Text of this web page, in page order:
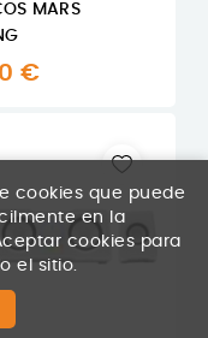
MARS
€
cookies que puede
en la
cookies para
el sitio.